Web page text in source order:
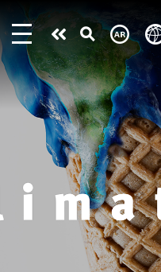
Take
action